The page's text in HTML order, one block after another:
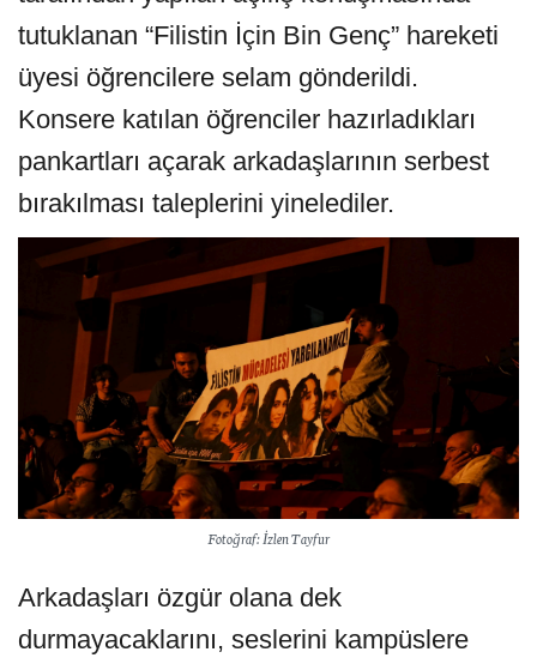
tutuklanan “Filistin İçin Bin Genç” hareketi
üyesi öğrencilere selam gönderildi.
Konsere katılan öğrenciler hazırladıkları
pankartları açarak arkadaşlarının serbest
bırakılması taleplerini yinelediler.
Fotoğraf: İzlen Tayfur
Arkadaşları özgür olana dek
durmayacaklarını, seslerini kampüslere